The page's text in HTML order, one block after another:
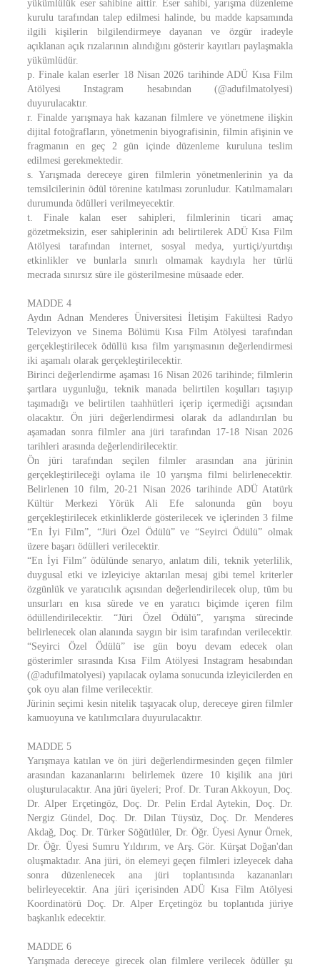
yükümlülük eser sahibine aittir. Eser sahibi, yarışma düzenleme
kurulu tarafından talep edilmesi halinde, bu madde kapsamında
ilgili kişilerin bilgilendirmeye dayanan ve özgür iradeyle
açıklanan açık rızalarının alındığını gösterir kayıtları paylaşmakla
yükümlüdür.
p. Finale kalan eserler 18 Nisan 2026 tarihinde ADÜ Kısa Film
Atölyesi Instagram hesabından (@adufilmatolyesi)
duyurulacaktır.
r. Finalde yarışmaya hak kazanan filmlere ve yönetmene ilişkin
dijital fotoğrafların, yönetmenin biyografisinin, filmin afişinin ve
fragmanın en geç 2 gün içinde düzenleme kuruluna teslim
edilmesi gerekmektedir.
s. Yarışmada dereceye giren filmlerin yönetmenlerinin ya da
temsilcilerinin ödül törenine katılması zorunludur. Katılmamaları
durumunda ödülleri verilmeyecektir.
t. Finale kalan eser sahipleri, filmlerinin ticari amaç
gözetmeksizin, eser sahiplerinin adı belirtilerek ADÜ Kısa Film
Atölyesi tarafından internet, sosyal medya, yurtiçi/yurtdışı
etkinlikler ve bunlarla sınırlı olmamak kaydıyla her türlü
mecrada sınırsız süre ile gösterilmesine müsaade eder.
MADDE 4
Aydın Adnan Menderes Üniversitesi İletişim Fakültesi Radyo
Televizyon ve Sinema Bölümü Kısa Film Atölyesi tarafından
gerçekleştirilecek ödüllü kısa film yarışmasının değerlendirmesi
iki aşamalı olarak gerçekleştirilecektir.
Birinci değerlendirme aşaması 16 Nisan 2026 tarihinde; filmlerin
şartlara uygunluğu, teknik manada belirtilen koşulları taşıyıp
taşımadığı ve belirtilen taahhütleri içerip içermediği açısından
olacaktır. Ön jüri değerlendirmesi olarak da adlandırılan bu
aşamadan sonra filmler ana jüri tarafından 17-18 Nisan 2026
tarihleri arasında değerlendirilecektir.
Ön jüri tarafından seçilen filmler arasından ana jürinin
gerçekleştirileceği oylama ile 10 yarışma filmi belirlenecektir.
Belirlenen 10 film, 20-21 Nisan 2026 tarihinde ADÜ Atatürk
Kültür Merkezi Yörük Ali Efe salonunda gün boyu
gerçekleştirilecek etkinliklerde gösterilecek ve içlerinden 3 filme
“En İyi Film”, “Jüri Özel Ödülü” ve “Seyirci Ödülü” olmak
üzere başarı ödülleri verilecektir.
“En İyi Film” ödülünde senaryo, anlatım dili, teknik yeterlilik,
duygusal etki ve izleyiciye aktarılan mesaj gibi temel kriterler
özgünlük ve yaratıcılık açısından değerlendirilecek olup, tüm bu
unsurları en kısa sürede ve en yaratıcı biçimde içeren film
ödüllendirilecektir. “Jüri Özel Ödülü”, yarışma sürecinde
belirlenecek olan alanında saygın bir isim tarafından verilecektir.
“Seyirci Özel Ödülü” ise gün boyu devam edecek olan
gösterimler sırasında Kısa Film Atölyesi Instagram hesabından
(@adufilmatolyesi) yapılacak oylama sonucunda izleyicilerden en
çok oyu alan filme verilecektir.
Jürinin seçimi kesin nitelik taşıyacak olup, dereceye giren filmler
kamuoyuna ve katılımcılara duyurulacaktır.
MADDE 5
Yarışmaya katılan ve ön jüri değerlendirmesinden geçen filmler
arasından kazananlarını belirlemek üzere 10 kişilik ana jüri
oluşturulacaktır. Ana jüri üyeleri; Prof. Dr. Turan Akkoyun, Doç.
Dr. Alper Erçetingöz, Doç. Dr. Pelin Erdal Aytekin, Doç. Dr.
Nergiz Gündel, Doç. Dr. Dilan Tüysüz, Doç. Dr. Menderes
Akdağ, Doç. Dr. Türker Söğütlüler, Dr. Öğr. Üyesi Aynur Örnek,
Dr. Öğr. Üyesi Sumru Yıldırım, ve Arş. Gör. Kürşat Doğan'dan
oluşmaktadır. Ana jüri, ön elemeyi geçen filmleri izleyecek daha
sonra düzenlenecek ana jüri toplantısında kazananları
belirleyecektir. Ana jüri içerisinden ADÜ Kısa Film Atölyesi
Koordinatörü Doç. Dr. Alper Erçetingöz bu toplantıda jüriye
başkanlık edecektir.
MADDE 6
Yarışmada dereceye girecek olan filmlere verilecek ödüller şu